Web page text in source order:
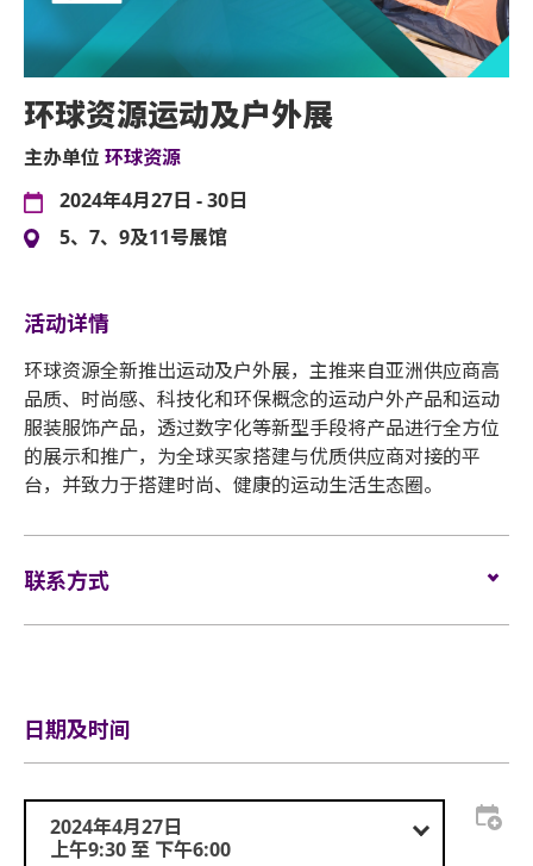
环球资源运动及户外展
主办单位 环球资源
2024年4月27日 - 30日
5、7、9及11号展馆
活动详情
环球资源全新推出运动及户外展，主推来自亚洲供应商高
品质、时尚感、科技化和环保概念的运动户外产品和运动
服装服饰产品，透过数字化等新型手段将产品进行全方位
的展示和推广，为全球买家搭建与优质供应商对接的平
台，并致力于搭建时尚、健康的运动生活生态圈。
联系方式
fair/hongkongshow/sports-outdoor?
日期及时间
2024年4月27日
上午9:30 至 下午6:00